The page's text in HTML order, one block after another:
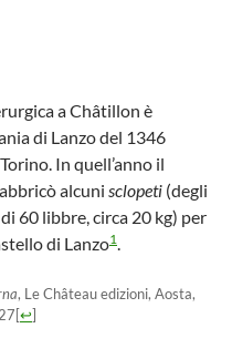
a Châtillon è
di Lanzo del 1346
In quell’anno il
alcuni sclopeti (degli
60 libbre, circa 20 kg) per
di Lanzo1.
, Le Château edizioni, Aosta,
[↩]